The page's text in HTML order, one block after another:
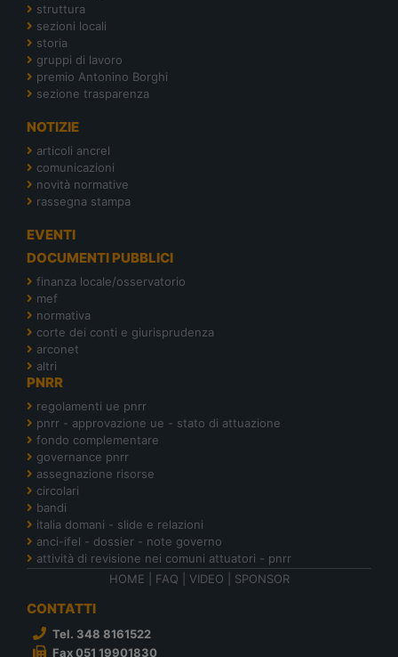
struttura
sezioni locali
storia
gruppi di lavoro
premio Antonino Borghi
sezione trasparenza
NOTIZIE
articoli ancrel
comunicazioni
novità normative
rassegna stampa
EVENTI
DOCUMENTI PUBBLICI
finanza locale/osservatorio
mef
normativa
corte dei conti e giurisprudenza
arconet
altri
PNRR
regolamenti ue pnrr
pnrr - approvazione ue - stato di attuazione
fondo complementare
governance pnrr
assegnazione risorse
circolari
bandi
italia domani - slide e relazioni
anci-ifel - dossier - note governo
attività di revisione nei comuni attuatori - pnrr
HOME
FAQ VIDEO SPONSOR
CONTATTI
Tel. 348 8161522
Fax 051 19901830